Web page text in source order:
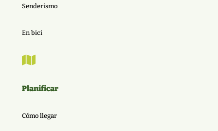
Senderismo
En bici

Planificar
Cómo llegar